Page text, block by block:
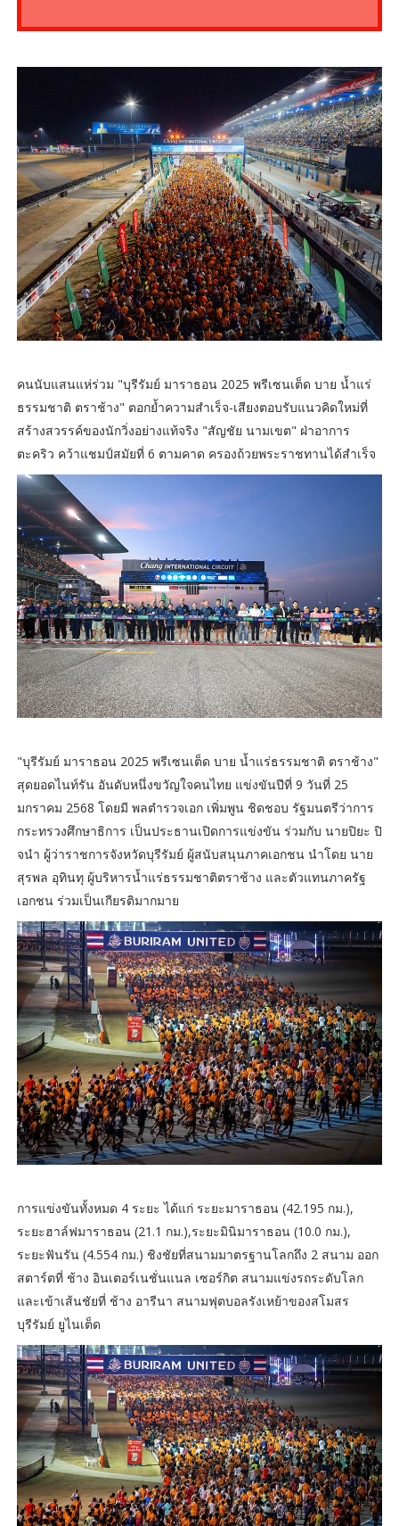
คนนับแสนแห่ร่วม "บุรีรัมย์ มาราธอน 2025 พรีเซนเต็ด บาย น้ำแร่
ธรรมชาติ ตราช้าง" ตอกย้ำความสำเร็จ-เสียงตอบรับแนวคิดใหม่ที่
สร้างสวรรค์ของนักวิ่งอย่างแท้จริง "สัญชัย นามเขต" ฝ่าอาการ
ตะคริว คว้าแชมป์สมัยที่ 6 ตามคาด ครองถ้วยพระราชทานได้สำเร็จ
"บุรีรัมย์ มาราธอน 2025 พรีเซนเต็ด บาย น้ำแร่ธรรมชาติ ตราช้าง"
สุดยอดไนท์รัน อันดับหนึ่งขวัญใจคนไทย แข่งขันปีที่ 9 วันที่ 25
มกราคม 2568 โดยมี พลตำรวจเอก เพิ่มพูน ชิดชอบ รัฐมนตรีว่าการ
กระทรวงศึกษาธิการ เป็นประธานเปิดการแข่งขัน ร่วมกับ นายปิยะ ปิ
จนำ ผู้ว่าราชการจังหวัดบุรีรัมย์ ผู้สนับสนุนภาคเอกชน นำโดย นาย
สุรพล อุทินทุ ผู้บริหารน้ำแร่ธรรมชาติตราช้าง และตัวแทนภาครัฐ
เอกชน ร่วมเป็นเกียรติมากมาย
การแข่งขันทั้งหมด 4 ระยะ ได้แก่ ระยะมาราธอน (42.195 กม.),
ระยะฮาล์ฟมาราธอน (21.1 กม.),ระยะมินิมาราธอน (10.0 กม.),
ระยะฟันรัน (4.554 กม.) ชิงชัยที่สนามมาตรฐานโลกถึง 2 สนาม ออก
สตาร์ตที่ ช้าง อินเตอร์เนชั่นแนล เซอร์กิต สนามแข่งรถระดับโลก
และเข้าเส้นชัยที่ ช้าง อารีนา สนามฟุตบอลรังเหย้าของสโมสร
บุรีรัมย์ ยูไนเต็ด